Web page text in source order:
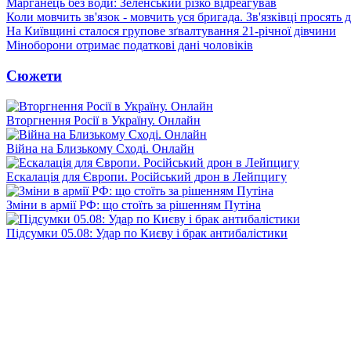
Марганець без води: Зеленський різко відреагував
Коли мовчить зв'язок - мовчить уся бригада. Зв'язківці просять
На Київщині сталося групове зґвалтування 21-річної дівчини
Міноборони отримає податкові дані чоловіків
Сюжети
Вторгнення Росії в Україну. Онлайн
Війна на Близькому Сході. Онлайн
Ескалація для Європи. Російський дрон в Лейпцигу
Зміни в армії РФ: що стоїть за рішенням Путіна
Підсумки 05.08: Удар по Києву і брак антибалістики